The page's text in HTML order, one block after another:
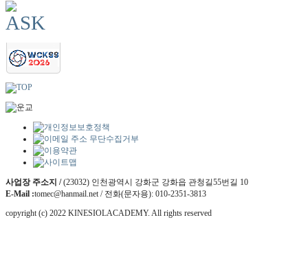
사업장 주소지 /(23032) 인천광역시 강화군 강화읍 관청길55번길 10
E-Mail :tomec@hanmail.net / 전화(문자용): 010-2351-3813
copyright (c) 2022 KINESIOLACADEMY. All rights reserved